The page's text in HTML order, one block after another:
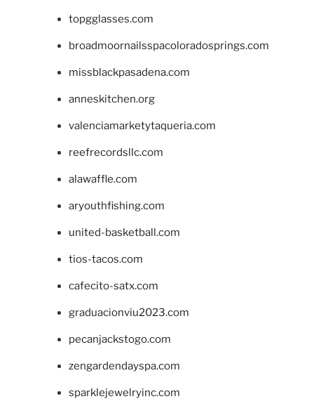
topgglasses.com
broadmoornailsspacoloradosprings.com
missblackpasadena.com
anneskitchen.org
valenciamarketytaqueria.com
reefrecordsllc.com
alawaffle.com
aryouthfishing.com
united-basketball.com
tios-tacos.com
cafecito-satx.com
graduacionviu2023.com
pecanjackstogo.com
zengardendayspa.com
sparklejewelryinc.com